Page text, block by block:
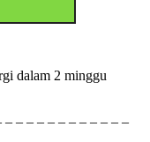
dalam 2 minggu
– – – – – – – – – – – –